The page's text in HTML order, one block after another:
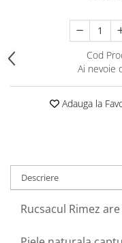
Cod
Ai nevoie
Adauga la
Descriere
Rucsacul Rimez